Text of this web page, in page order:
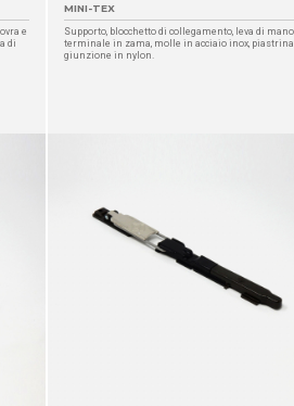
e
di
MINI-TEX
Supporto, blocchetto di collegamento, leva di
terminale in zama, molle in acciaio inox,
giunzione in nylon.